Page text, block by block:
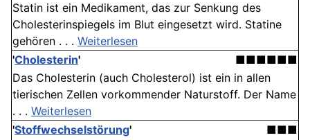
Statin ist ein Medikament, das zur Senkung des
Cholesterinspiegels im Blut eingesetzt wird. Statine
gehören . . . Weiterlesen
'Cholesterin'
■■■■■■
Das Cholesterin (auch Cholesterol) ist ein in allen
tierischen Zellen vorkommender Naturstoff. Der Name
. . . Weiterlesen
'Stoffwechselstörung'
■■■